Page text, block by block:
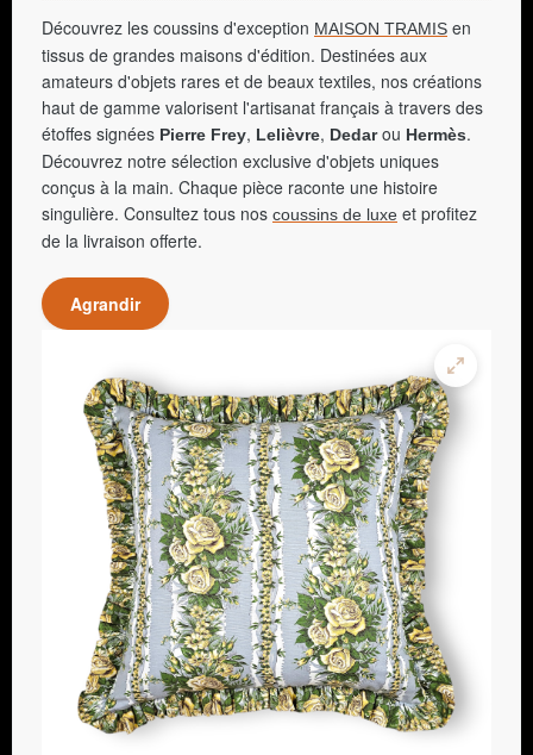
Découvrez les coussins d'exception MAISON TRAMIS en
tissus de grandes maisons d'édition. Destinées aux
amateurs d'objets rares et de beaux textiles, nos créations
haut de gamme valorisent l'artisanat français à travers des
étoffes signées Pierre Frey, Lelièvre, Dedarou Hermès.
Découvrez notre sélection exclusive d'objets uniques
conçus à la main. Chaque pièce raconte une histoire
singulière. Consultez tous nos coussins de luxe et profitez
de la livraison offerte.
Agrandir